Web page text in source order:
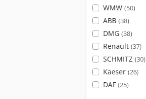
WMW (50)
ABB (38)
DMG (38)
Renault (37)
SCHMITZ (30)
Kaeser (26)
DAF (25)